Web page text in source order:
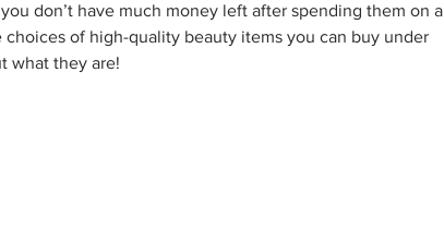
don’t have much money left after spending them on a
choices of high-quality beauty items you can buy under
what they are!